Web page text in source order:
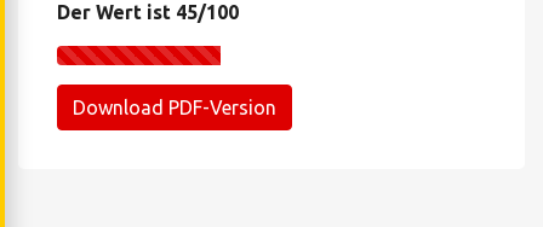
Der Wert ist 45/100
Download PDF-Version